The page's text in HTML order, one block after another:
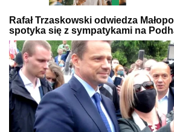
Rafał Trzaskowski odwiedza
spotyka się z sympatykami na